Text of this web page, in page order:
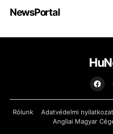
NewsPortal
Rólunk Adatvédelmi nyilatkozat
Angliai Magyar